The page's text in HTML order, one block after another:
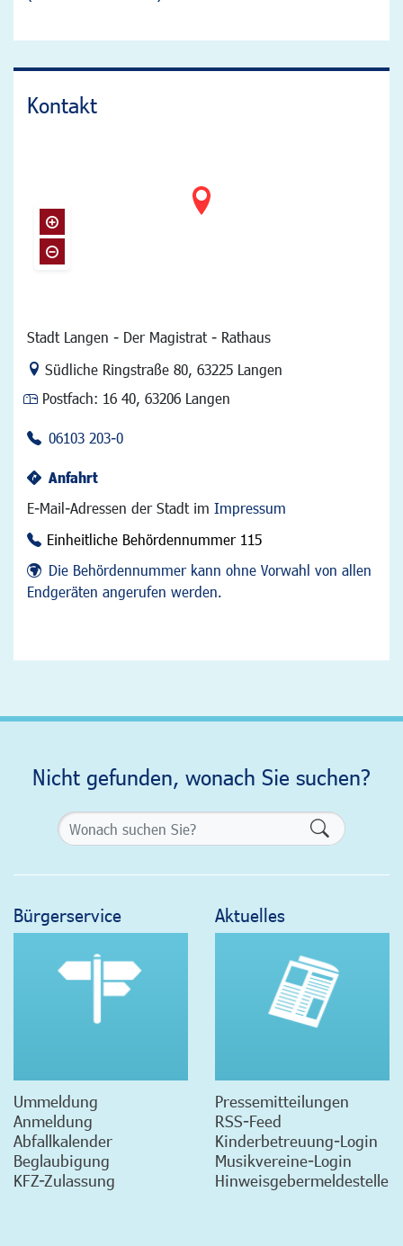
Kontakt
Stadt Langen - Der Magistrat - Rathaus
Link zur Google-Maps Navigation
Südliche Ringstraße 80, 63225 Langen
Postfach: 16 40, 63206 Langen
06103 203-0
Anfahrt
E-Mail-Adressen der Stadt im Impressum
Einheitliche Behördennummer 115
Die Behördennummer kann ohne Vorwahl von allen
Endgeräten angerufen werden.
Nicht gefunden, wonach Sie suchen?
Bürgerservice
Ummeldung
Anmeldung
Abfallkalender
Beglaubigung
KFZ-Zulassung
Aktuelles
Pressemitteilungen
RSS-Feed
Kinderbetreuung-Login
Musikvereine-Login
Hinweisgebermeldestelle